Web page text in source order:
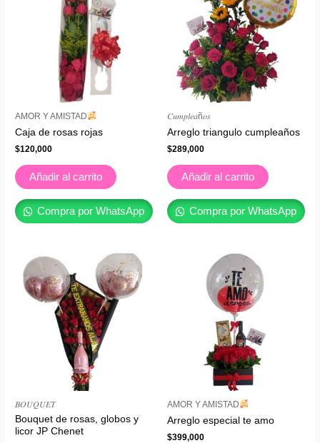
AMOR Y AMISTAD
Caja de rosas rojas
$120,000
Añadir al carrito
Compra por WhatsApp
𝐶𝑢𝑚𝑝𝑙𝑒𝑎ñ𝑜𝑠
Arreglo triangulo cumpleaños
$289,000
Añadir al carrito
Compra por WhatsApp
𝐵𝑂𝑈𝑄𝑈𝐸𝑇
Bouquet de rosas, globos y
licor JP Chenet
AMOR Y AMISTAD
Arreglo especial te amo
$399,000